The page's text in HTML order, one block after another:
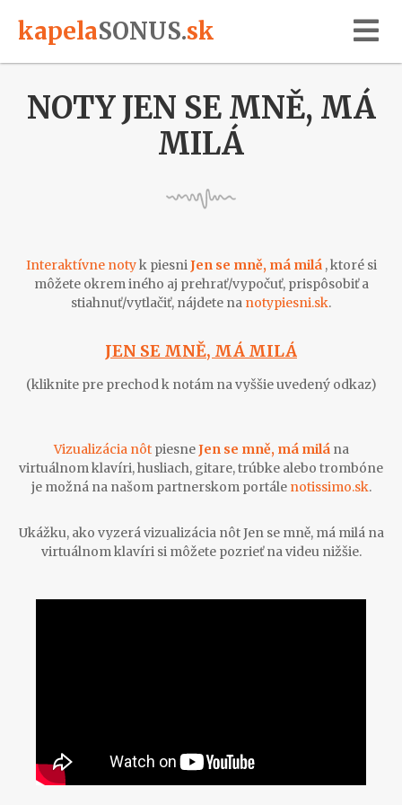
kapelaSONUS.sk
NOTY JEN SE MNĚ, MÁ
MILÁ
Interaktívne notyk piesniJen se mně, má milá , ktoré si
môžete okrem iného aj prehrať/vypočuť, prispôsobiť a
stiahnuť/vytlačiť, nájdete na notypiesni.sk.
JEN SE MNĚ, MÁ MILÁ
(kliknite pre prechod k notám na vyššie uvedený odkaz)
Vizualizácia nôtpiesneJen se mně, má milá na
virtuálnom klavíri, husliach, gitare, trúbke alebo trombóne
je možná na našom partnerskom portále notissimo.sk.
Ukážku, ako vyzerá vizualizácia nôt Jen se mně, má milá na
virtuálnom klavíri si môžete pozrieť na videu nižšie.